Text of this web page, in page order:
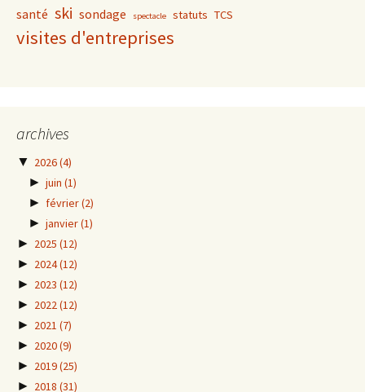
santé ski sondage spectacle statuts TCS
visites d'entreprises
archives
▼ 2026(4)
► juin (1)
► février(2)
► janvier(1)
► 2025 (12)
► 2024(12)
► 2023 (12)
► 2022 (12)
► 2021 (7)
► 2020(9)
► 2019(25)
► 2018 (31)